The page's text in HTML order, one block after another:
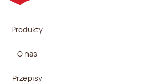
Produkty
O nas
Przepisy